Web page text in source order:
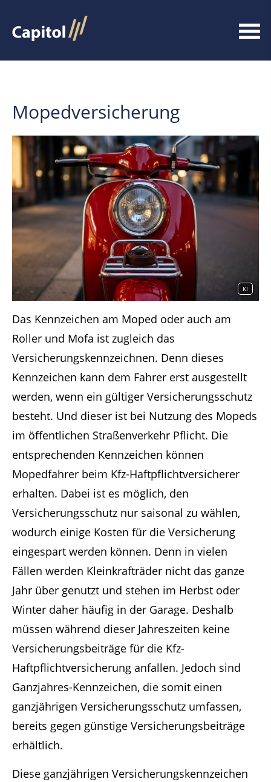
Mopedversicherung
KI
Das Kennzeichen am Moped oder auch am
Roller und Mofa ist zugleich das
Versicherungskennzeichnen. Denn dieses
Kennzeichen kann dem Fahrer erst ausgestellt
werden, wenn ein gültiger Versicherungsschutz
besteht. Und dieser ist bei Nutzung des Mopeds
im öffentlichen Straßenverkehr Pflicht. Die
entsprechenden Kennzeichen können
Mopedfahrer beim Kfz-Haftpflichtversicherer
erhalten. Dabei ist es möglich, den
Versicherungsschutz nur saisonal zu wählen,
wodurch einige Kosten für die Versicherung
eingespart werden können. Denn in vielen
Fällen werden Kleinkrafträder nicht das ganze
Jahr über genutzt und stehen im Herbst oder
Winter daher häufig in der Garage. Deshalb
müssen während dieser Jahreszeiten keine
Versicherungsbeiträge für die Kfz-
Haftpflichtversicherung anfallen. Jedoch sind
Ganzjahres-Kennzeichen, die somit einen
ganzjährigen Versicherungsschutz umfassen,
bereits gegen günstige Versicherungsbeiträge
erhältlich.
Diese ganzjährigen Versicherungskennzeichen